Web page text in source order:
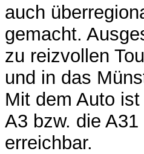
auch
gemacht.
zu reizvollen
und in das
Mit dem Auto
A3 bzw. die
erreichbar.